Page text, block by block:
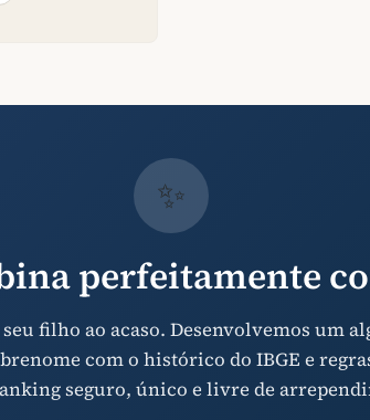
✨
perfeitamente
filho ao acaso. Desenvolvemos um
com o histórico do IBGE e
seguro, único e livre de